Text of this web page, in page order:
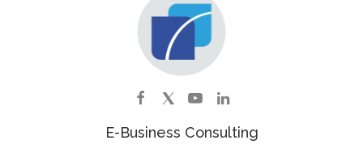
E-Business Consulting